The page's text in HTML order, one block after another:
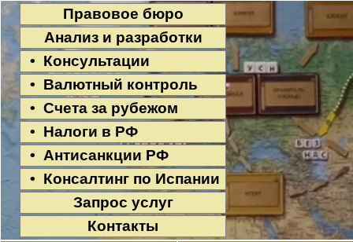
Правовое бюро
Анализ и разработки
• Консультации
• Валютный контроль
• Счета за рубежом
• Налоги в РФ
• Антисанкции РФ
• Консалтинг по Испании
Запрос услуг
Контакты